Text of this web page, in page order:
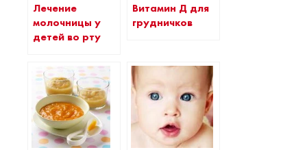
Лечение
молочницы у
детей во рту
Витамин Д для
грудничков